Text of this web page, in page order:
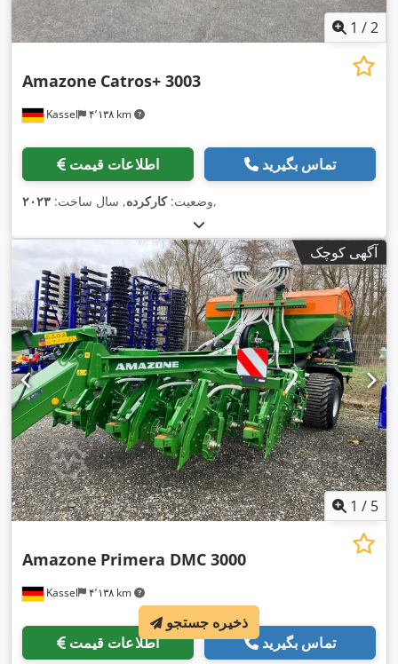
1 /2
Kassel ۴٬۱۳۸ km
Amazone Catros+ 3003
اطلاعات قیمت تماس بگیرید
وضعیت:کارکرده, سال ساخت: ۲۰۲۳ ,
آگهی کوچک
1 / 5
Kassel ۴٬۱۳۸ km
Amazone Primera DMC 3000
اطلاعات قیمت تماس بگیرید
ذخیره جستجو